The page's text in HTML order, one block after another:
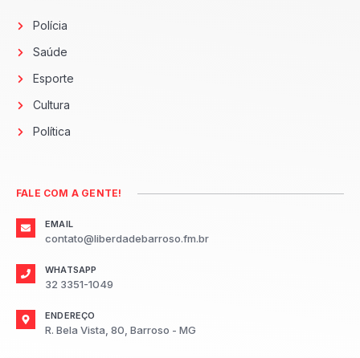
Polícia
Saúde
Esporte
Cultura
Política
FALE COM A GENTE!
EMAIL
contato@liberdadebarroso.fm.br
WHATSAPP
32 3351-1049
ENDEREÇO
R. Bela Vista, 80, Barroso - MG